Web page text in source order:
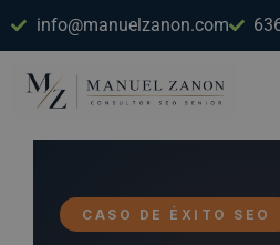
contenido
info@manuelzanon.com
CASO DE ÉXITO SEO